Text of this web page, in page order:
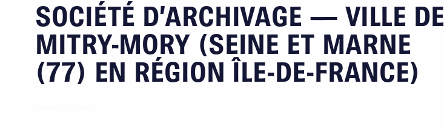
SOCIÉTÉ D’ARCHIVAGE — VILLE DE
MITRY-MORY (SEINE ET MARNE
(77) EN RÉGION ÎLE-DE-FRANCE)